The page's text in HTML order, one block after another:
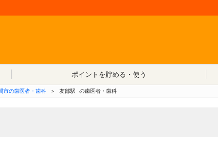
ポイントを貯める・使う
市の歯医者・歯科 ＞ 友部駅 の歯医者・歯科